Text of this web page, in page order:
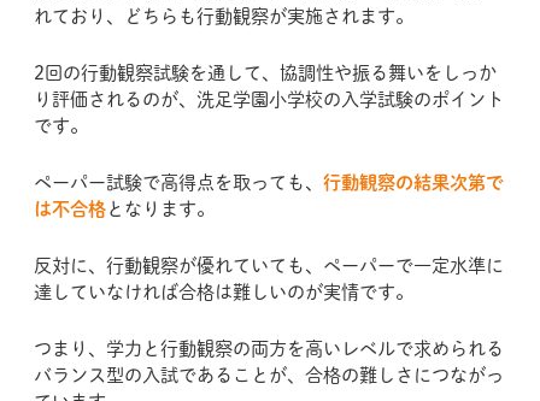
れており、どちらも行動観察が実施されます。
2回の行動観察試験を通して、協調性や振る舞いをしっか
り評価されるのが、洗足学園小学校の入学試験のポイント
です。
ペーパー試験で高得点を取っても、行動観察の結果次第で
は不合格 となります。
反対に、行動観察が優れていても、ペーパーで一定水準に
達していなければ合格は難しいのが実情です。
つまり、学力と行動観察の両方を高いレベルで求められる
バランス型の入試であることが、合格の難しさにつながっ